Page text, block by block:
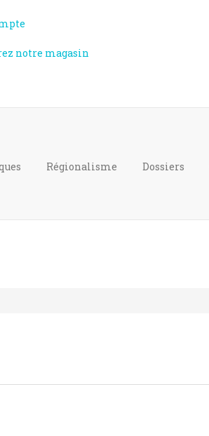
notre magasin
Régionalisme Dossiers